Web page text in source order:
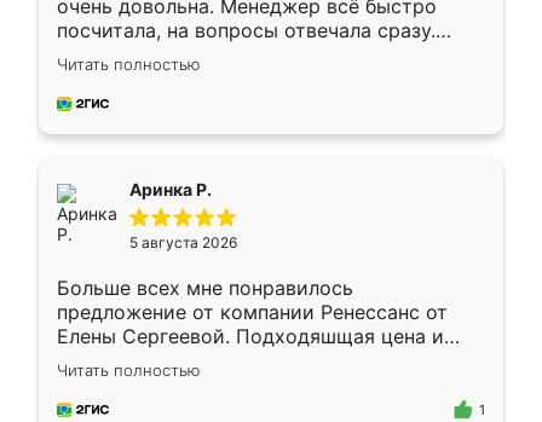
очень довольна. Менеджер всё быстро
посчитала, на вопросы отвечала сразу.
Замерщик приехал в субботу, подошёл к
делу со всей ответственностью. Собрали
за день, ребята работали аккуратно, даже
Читать полностью
Аринка Р.
5 августа 2026
Больше всех мне понравилось
предложение от компании Ренессанс от
Елены Сергеевой. Подходяшщая цена и
короткие сроки изготовления. Приехавший
для замера сотрудник Владислав
предложил по моему эскизу самый
Читать полностью
1